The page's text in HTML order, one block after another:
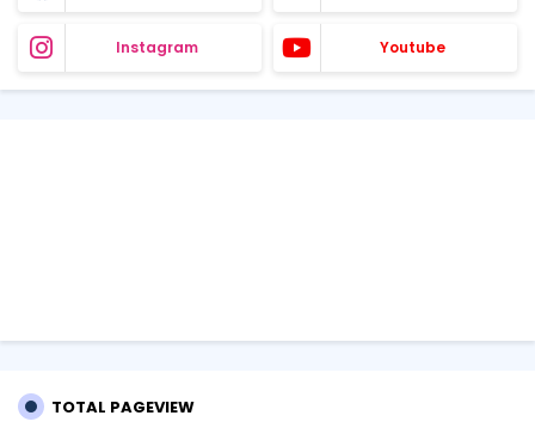
Instagram Youtube
TOTAL PAGEVIEW